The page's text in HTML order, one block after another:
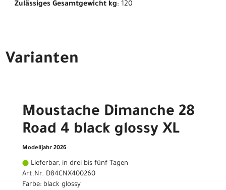
Zulässiges Gesamtgewicht kg: 120
Varianten
Moustache Dimanche 28
Road 4 black glossy XL
Modelljahr 2026
Lieferbar, in drei bis fünf Tagen
Art.Nr. D84CNX400260
Farbe: black glossy